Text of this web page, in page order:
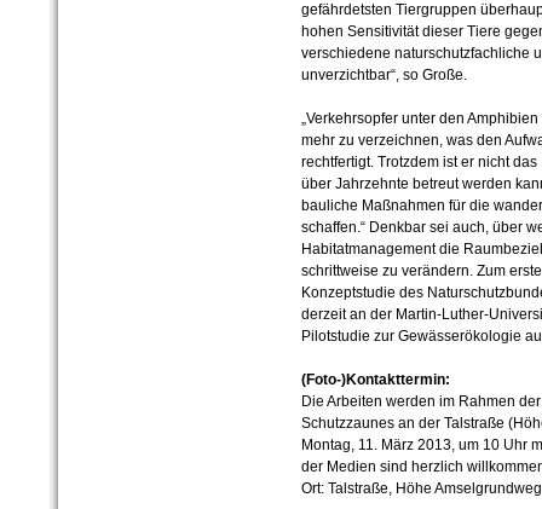
gefährdet­sten Tiergruppen
hohen Sensitivität dieser Tiere
ver­schiedene naturschutzfachliche
unverzichtbar“, so Große.
„Verkehrsopfer unter den
mehr zu verzeichnen, was den
rechtfertigt. Trotzdem ist er nicht
über Jahrzehnte betreut werden
bauliche Maßnahmen für die
schaffen.“ Denkbar sei auch, über
Habitatmanagement die
schrittweise zu verändern. Zum
Konzeptstudie des
derzeit an der Martin-Luther-
Pilotstudie zur Gewässerökologie
(Foto-)Kontakttermin:
Die Arbeiten werden im Rahmen
Schutzzaunes an der Talstraße
Montag, 11. März 2013, um 10 Uhr
der Medien sind herzlich
Ort: Talstraße, Höhe